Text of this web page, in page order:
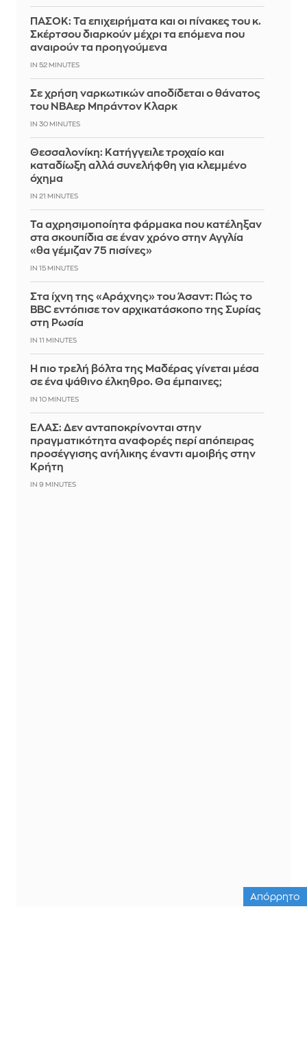
ΠΑΣΟΚ: Τα επιχειρήματα και οι πίνακες του κ.
Σκέρτσου διαρκούν μέχρι τα επόμενα που
αναιρούν τα προηγούμενα
IN 52 MINUTES
Σε χρήση ναρκωτικών αποδίδεται ο θάνατος
του ΝΒΑερ Μπράντον Κλαρκ
IN 30 MINUTES
Θεσσαλονίκη: Κατήγγειλε τροχαίο και
καταδίωξη αλλά συνελήφθη για κλεμμένο
όχημα
IN 21 MINUTES
Τα αχρησιμοποίητα φάρμακα που κατέληξαν
στα σκουπίδια σε έναν χρόνο στην Αγγλία
«θα γέμιζαν 75 πισίνες»
IN 15 MINUTES
Στα ίχνη της «Αράχνης» του Άσαντ: Πώς το
BBC εντόπισε τον αρχικατάσκοπο της Συρίας
στη Ρωσία
IN 11 MINUTES
Η πιο τρελή βόλτα της Μαδέρας γίνεται μέσα
σε ένα ψάθινο έλκηθρο. Θα έμπαινες;
IN 10 MINUTES
ΕΛΑΣ: Δεν ανταποκρίνονται στην
πραγματικότητα αναφορές περί απόπειρας
προσέγγισης ανήλικης έναντι αμοιβής στην
Κρήτη
IN 9 MINUTES
Απόρρητο